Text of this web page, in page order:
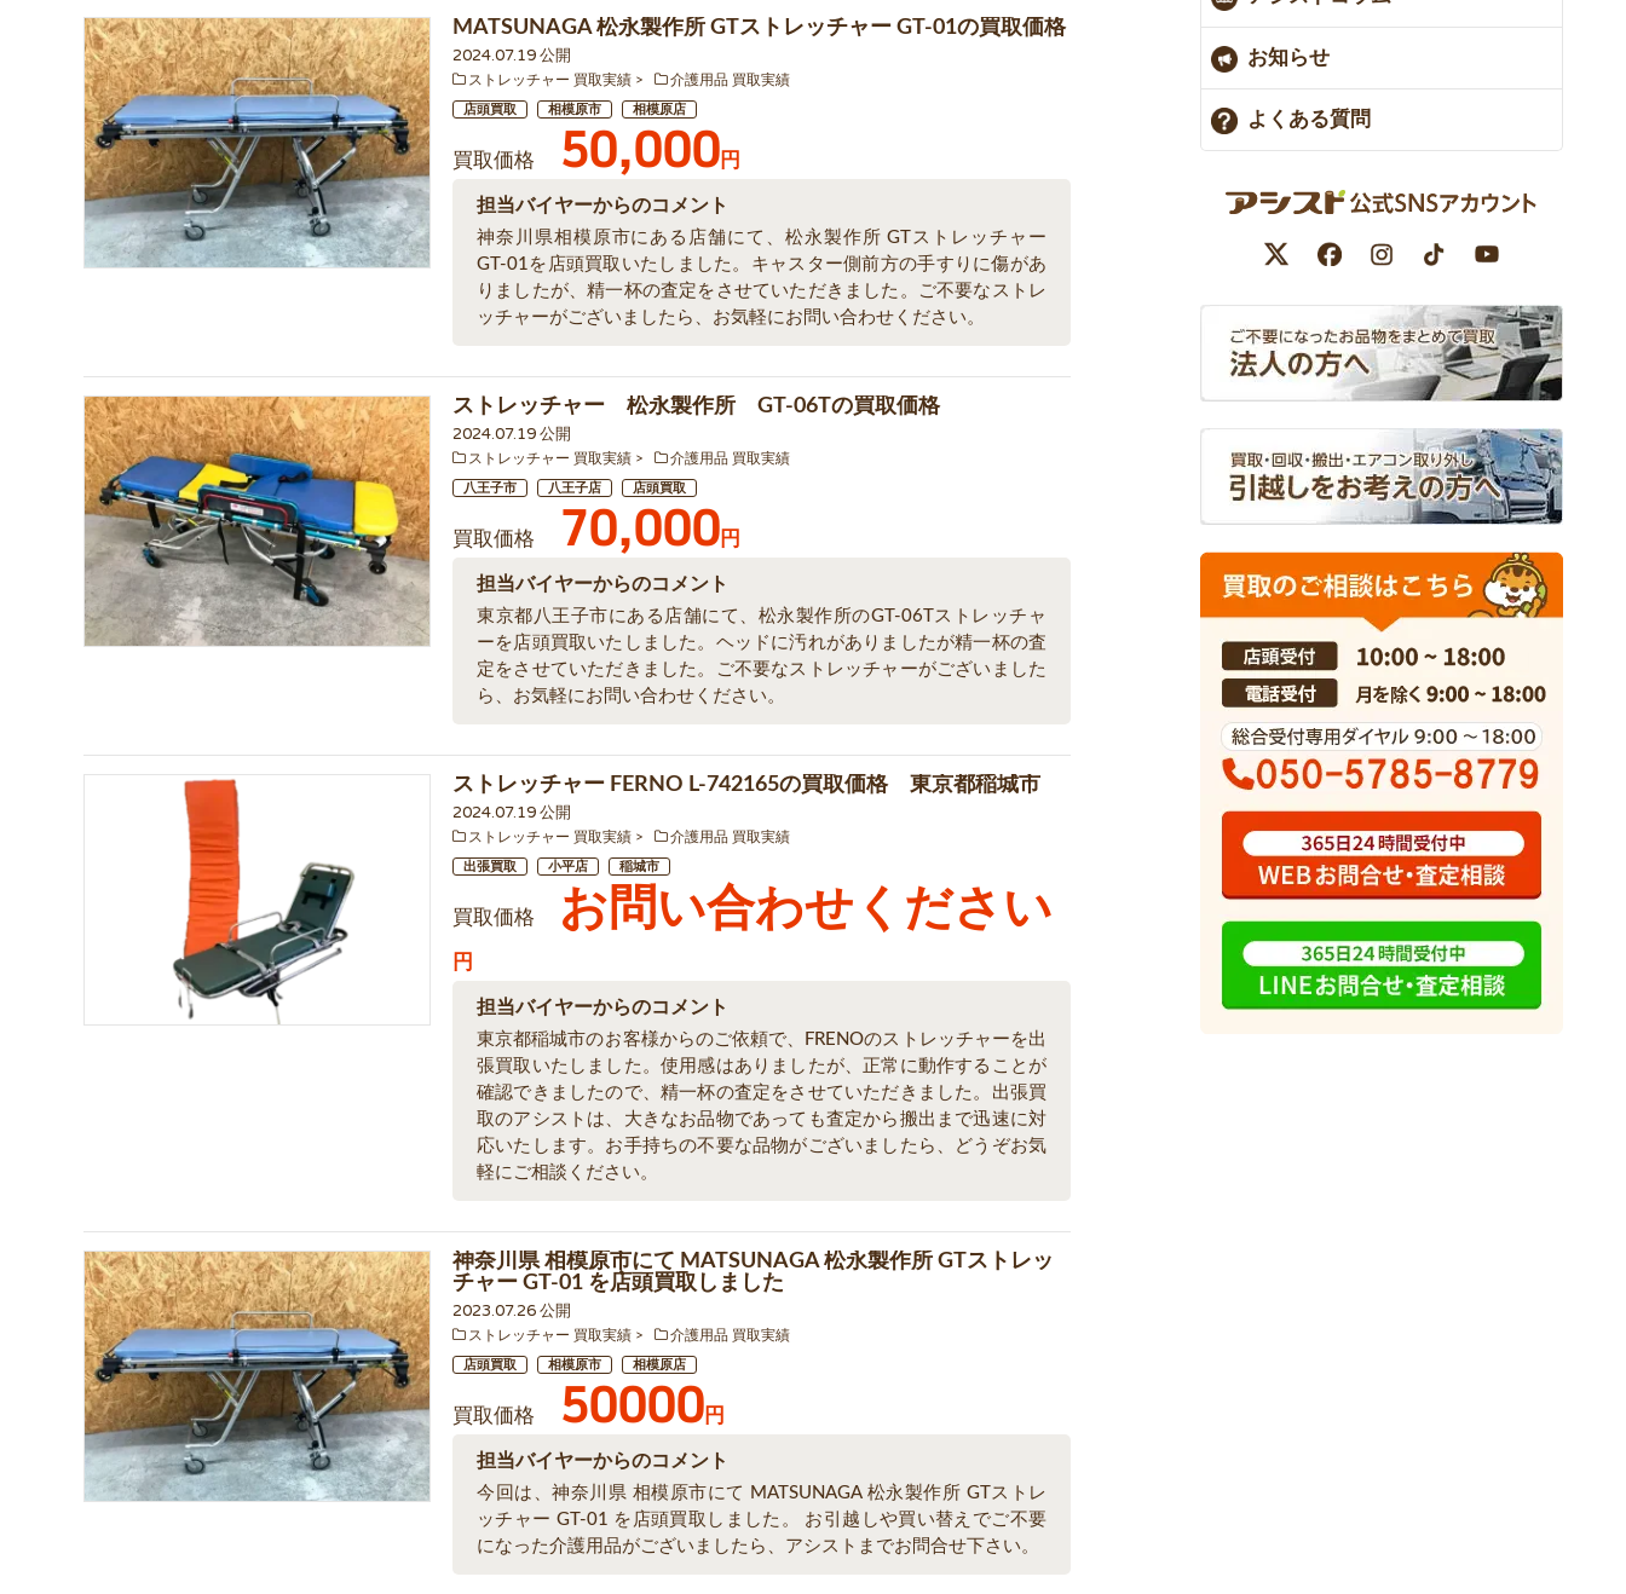
MATSUNAGA 松永製作所 GTストレッチャー GT-01の買取価格
2024.07.19 公開
ストレッチャー 買取実績 介護用品 買取実績
店頭買取 相模原市 相模原店
買取価格 50,000円
担当バイヤーからのコメント
神奈川県相模原市にある店舗にて、松永製作所 GTストレッチャー
GT-01を店頭買取いたしました。キャスター側前方の手すりに傷があ
りましたが、精一杯の査定をさせていただきました。ご不要なストレ
ッチャーがございましたら、お気軽にお問い合わせください。
ストレッチャー 松永製作所 GT-06Tの買取価格
2024.07.19 公開
ストレッチャー 買取実績 介護用品 買取実績
八王子市 八王子店 店頭買取
買取価格 70,000円
担当バイヤーからのコメント
東京都八王子市にある店舗にて、松永製作所のGT-06Tストレッチャ
ーを店頭買取いたしました。ヘッドに汚れがありましたが精一杯の査
定をさせていただきました。ご不要なストレッチャーがございました
ら、お気軽にお問い合わせください。
ストレッチャー FERNO L-742165の買取価格 東京都稲城市
2024.07.19 公開
ストレッチャー 買取実績 介護用品 買取実績
出張買取 小平店 稲城市
買取価格 お問い合わせください
円
担当バイヤーからのコメント
東京都稲城市のお客様からのご依頼で、FRENOのストレッチャーを出
張買取いたしました。使用感はありましたが、正常に動作することが
確認できましたので、精一杯の査定をさせていただきました。出張買
取のアシストは、大きなお品物であっても査定から搬出まで迅速に対
応いたします。お手持ちの不要な品物がございましたら、どうぞお気
軽にご相談ください。
神奈川県 相模原市にて MATSUNAGA 松永製作所 GTストレッ
チャー GT-01 を店頭買取しました
2023.07.26 公開
ストレッチャー 買取実績 介護用品 買取実績
店頭買取 相模原市 相模原店
買取価格 50000円
担当バイヤーからのコメント
今回は、神奈川県 相模原市にて MATSUNAGA 松永製作所 GTストレ
ッチャー GT-01 を店頭買取しました。 お引越しや買い替えでご不要
になった介護用品がございましたら、アシストまでお問合せ下さい。
お知らせ
よくある質問